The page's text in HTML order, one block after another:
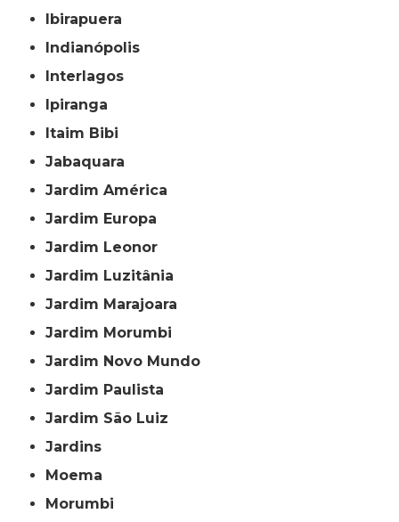
Ibirapuera
Indianópolis
Interlagos
Ipiranga
Itaim Bibi
Jabaquara
Jardim América
Jardim Europa
Jardim Leonor
Jardim Luzitânia
Jardim Marajoara
Jardim Morumbi
Jardim Novo Mundo
Jardim Paulista
Jardim São Luiz
Jardins
Moema
Morumbi